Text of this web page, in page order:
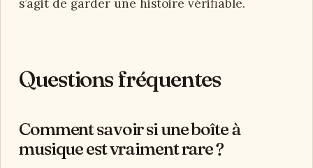
s’agit de garder une histoire vérifiable.
Questions fréquentes
Comment savoir si une boîte à
musique est vraiment rare ?